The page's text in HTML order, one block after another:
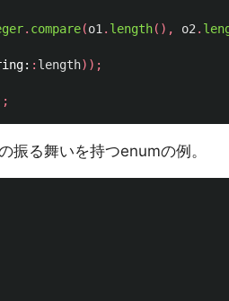
. compare(o1 . length(), o2 .
: length));
振る舞いを持つenumの例。